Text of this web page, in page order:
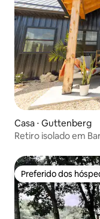
Casa ⋅ Guttenberg
Retiro isolado em
Preferido dos
Preferido dos